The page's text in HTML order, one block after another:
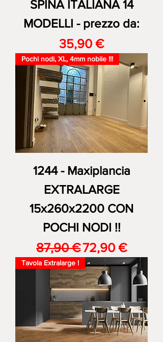
SPINA ITALIANA 14
MODELLI - prezzo da:
Prezzo
35,90 €
Pochi nodi, XL, 4mm nobile !!!
1244 - Maxiplancia
EXTRALARGE
15x260x2200 CON
POCHI NODI !!
Prezzo regolare
87,90 €Prezzo scontato
72,90 €
Tavola Extralarge !